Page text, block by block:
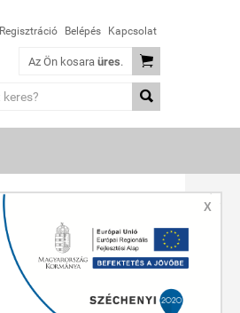
Regisztráció Belépés Kapcsolat
Az Ön kosara üres.


TOP TERMÉKEK
GA5030R
X